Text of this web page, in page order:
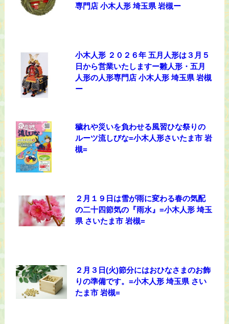
専門店 小木人形 埼玉県 岩槻ー
小木人形 ２０２６年 五月人形は３月５
日から営業いたしますー雛人形・五月
人形の人形専門店 小木人形 埼玉県 岩槻
ー
穢れや災いを負わせる風習ひな祭りの
ルーツ流しびな=小木人形さいたま市 岩
槻=
２月１９日は雪が雨に変わる春の気配
の二十四節気の『雨水』=小木人形 埼玉
県 さいたま市 岩槻=
２月３日(火)節分にはおひなさまのお飾
りの準備です。=小木人形 埼玉県 さい
たま市 岩槻=